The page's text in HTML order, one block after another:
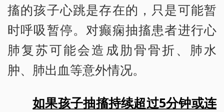
搐的孩子心跳是存在的，只是可能暂
时呼吸暂停。对癫痫抽搐患者进行心
肺复苏可能会造成肋骨骨折、肺水
肿、肺出血等意外情况。
如果孩子抽搐持续超过5分钟或连